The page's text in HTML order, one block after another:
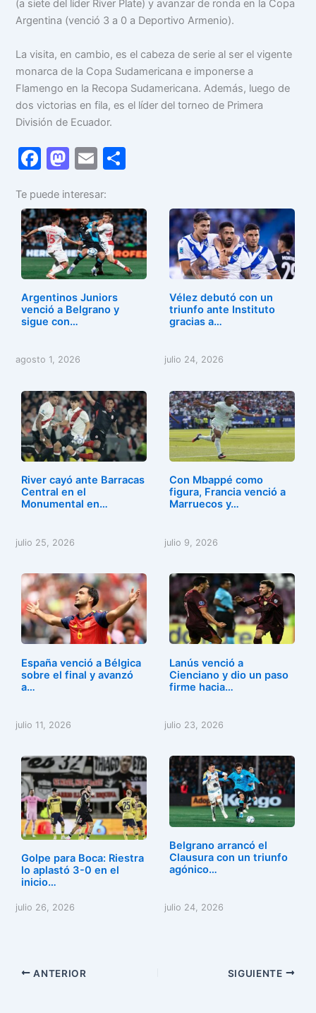
(a siete del líder River Plate) y avanzar de ronda en la Copa
Argentina (venció 3 a 0 a Deportivo Armenio).
La visita, en cambio, es el cabeza de serie al ser el vigente
monarca de la Copa Sudamericana e imponerse a
Flamengo en la Recopa Sudamericana. Además, luego de
dos victorias en fila, es el líder del torneo de Primera
División de Ecuador.
F
c
e
b
o
o
k
M
st
o
d
o
n
E
ai
l
m
p
ar
tir
Te puede interesar:
Argentinos Juniors
venció a Belgrano y
sigue con…
agosto 1, 2026
Vélez debutó con un
triunfo ante Instituto
gracias a…
julio 24, 2026
River cayó ante Barracas
Central en el
Monumental en…
julio 25, 2026
Con Mbappé como
figura, Francia venció a
Marruecos y…
julio 9, 2026
España venció a Bélgica
sobre el final y avanzó
a…
julio 11, 2026
Lanús venció a
Cienciano y dio un paso
firme hacia…
julio 23, 2026
Golpe para Boca: Riestra
lo aplastó 3-0 en el
inicio…
julio 26, 2026
Belgrano arrancó el
Clausura con un triunfo
agónico…
julio 24, 2026
ANTERIOR SIGUIENTE